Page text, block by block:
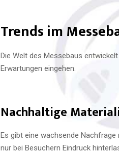
Trends im
Die Welt des Messebaus
Erwartungen eingehen.
Nachhaltige
Es gibt eine wachsende
nur bei Besuchern Eindruck